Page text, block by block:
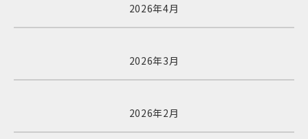
2026年4月
2026年3月
2026年2月